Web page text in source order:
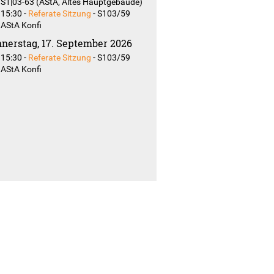
15:30 - Referate Sitzung -S103/59
AStA Konfi
17. September 2026
15:30 - Referate Sitzung -S103/59
AStA Konfi